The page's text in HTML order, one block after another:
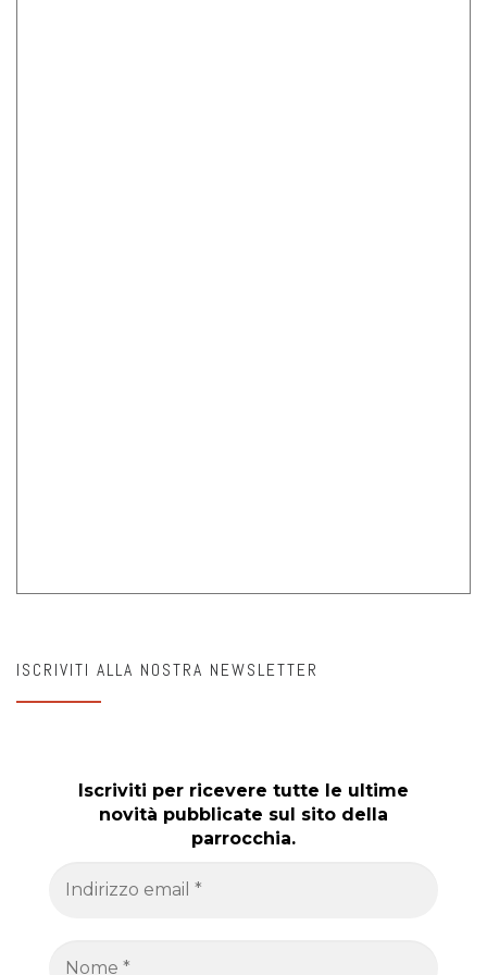
ISCRIVITI ALLA NOSTRA NEWSLETTER
Iscriviti per ricevere tutte le ultime
novità pubblicate sul sito della
parrocchia.